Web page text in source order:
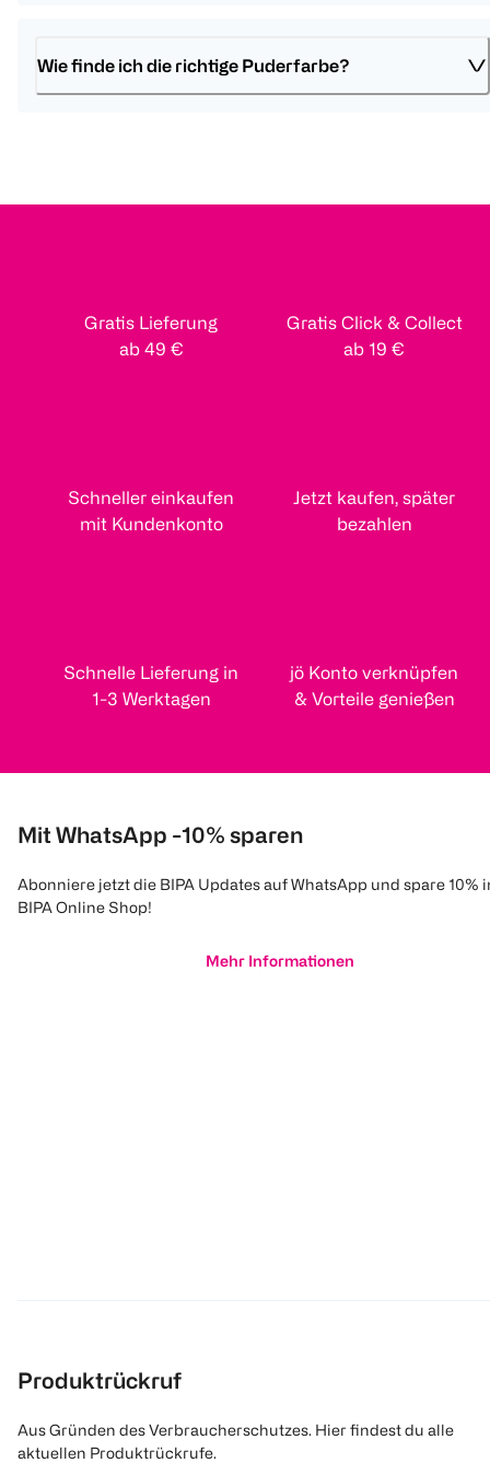
Wie finde ich die richtige Puderfarbe?
Gratis Lieferung
ab 49 €
Gratis Click & Collect
ab 19 €
Schneller einkaufen
mit Kundenkonto
Jetzt kaufen, später
bezahlen
Schnelle Lieferung in
1-3 Werktagen
jö Konto verknüpfen
& Vorteile genießen
Mit WhatsApp -10% sparen
Abonniere jetzt die BIPA Updates auf WhatsApp und spare 10%
BIPA Online Shop!
Mehr Informationen
Produktrückruf
Aus Gründen des Verbraucherschutzes. Hier findest du alle
aktuellen Produktrückrufe.